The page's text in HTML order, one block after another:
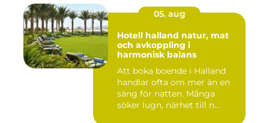
05. aug
Hotell halland natur, mat
och avkoppling i
harmonisk balans
Att boka boende i Halland
handlar ofta om mer än en
säng för natten. Många
söker lugn, närhet till n...